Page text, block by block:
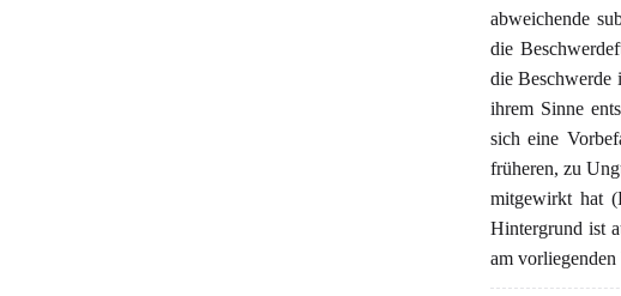
abweichende
die
die Beschwerde
ihrem Sinne
sich eine
früheren, zu
mitgewirkt hat
Hintergrund ist
am